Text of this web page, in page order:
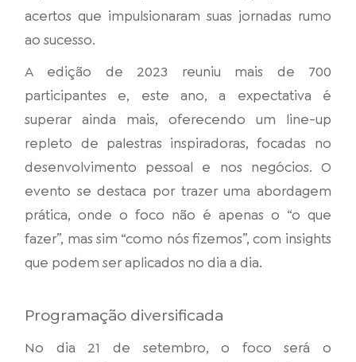
acertos que impulsionaram suas jornadas rumo
ao sucesso.
A edição de 2023 reuniu mais de 700
participantes e, este ano, a expectativa é
superar ainda mais, oferecendo um line-up
repleto de palestras inspiradoras, focadas no
desenvolvimento pessoal e nos negócios. O
evento se destaca por trazer uma abordagem
prática, onde o foco não é apenas o “o que
fazer”, mas sim “como nós fizemos”, com insights
que podem ser aplicados no dia a dia.
Programação diversificada
No dia 21 de setembro, o foco será o